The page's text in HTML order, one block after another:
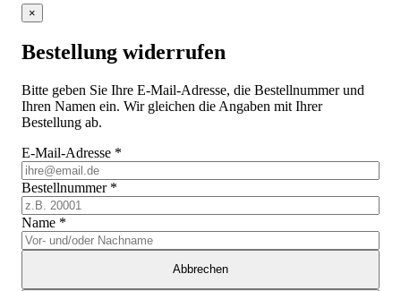
×
Bestellung widerrufen
Bitte geben Sie Ihre E-Mail-Adresse, die Bestellnummer und
Ihren Namen ein. Wir gleichen die Angaben mit Ihrer
Bestellung ab.
E-Mail-Adresse *
Bestellnummer *
Name *
Abbrechen